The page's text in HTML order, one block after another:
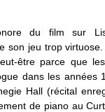
du film sur
son jeu trop
être parce que
dans les années
Hall (récital
de piano au